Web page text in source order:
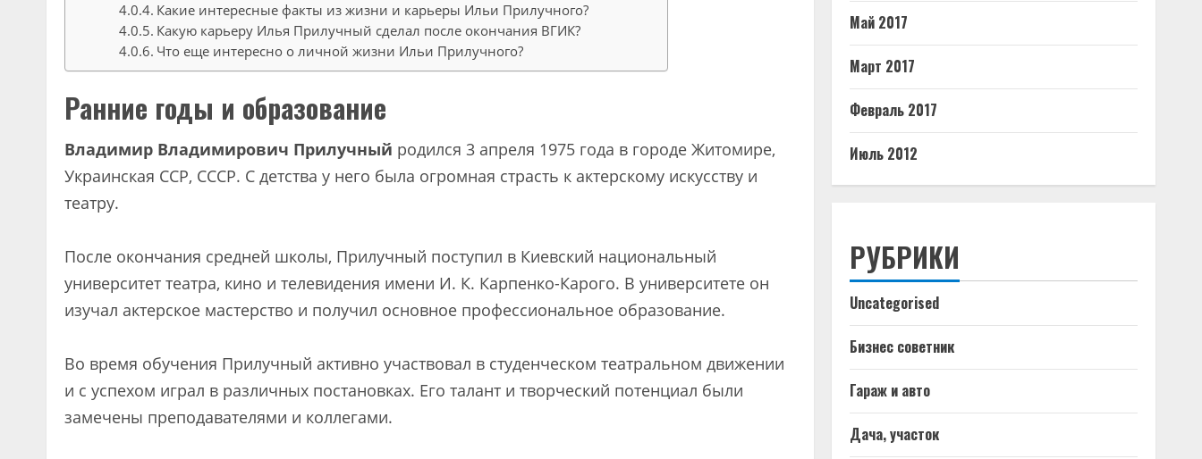
Какие интересные факты из жизни и карьеры Ильи Прилучного?
Какую карьеру Илья Прилучный сделал после окончания ВГИК?
Что еще интересно о личной жизни Ильи Прилучного?
Ранние годы и образование
Владимир Владимирович Прилучный родился 3 апреля 1975 года в городе Житомире,
Украинская ССР, СССР. С детства у него была огромная страсть к актерскому искусству и
театру.
После окончания средней школы, Прилучный поступил в Киевский национальный
университет театра, кино и телевидения имени И. К. Карпенко-Карого. В университете он
изучал актерское мастерство и получил основное профессиональное образование.
Во время обучения Прилучный активно участвовал в студенческом театральном движении
и с успехом играл в различных постановках. Его талант и творческий потенциал были
замечены преподавателями и коллегами.
Май 2017
Март 2017
Февраль 2017
Июль 2012
РУБРИКИ
Uncategorised
Бизнес советник
Гараж и авто
Дача, участок